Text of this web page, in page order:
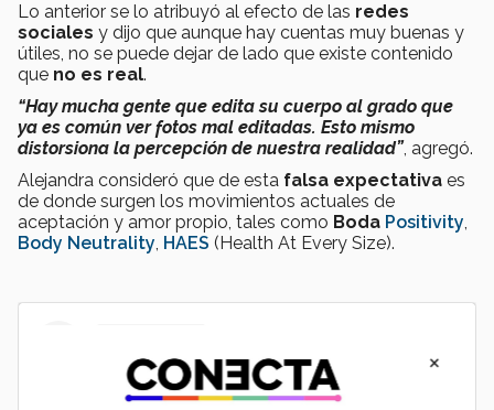
Lo anterior se lo atribuyó al efecto de las redes
sociales y dijo que aunque hay cuentas muy buenas y
útiles, no se puede dejar de lado que existe contenido
que no es real.
“Hay mucha gente que edita su cuerpo al grado que
ya es común ver fotos mal editadas. Esto mismo
distorsiona la percepción de nuestra realidad”, agregó.
Alejandra consideró que de esta falsa expectativa es
de donde surgen los movimientos actuales de
aceptación y amor propio, tales como Boda Positivity,
Body Neutrality, HAES (Health At Every Size).
×